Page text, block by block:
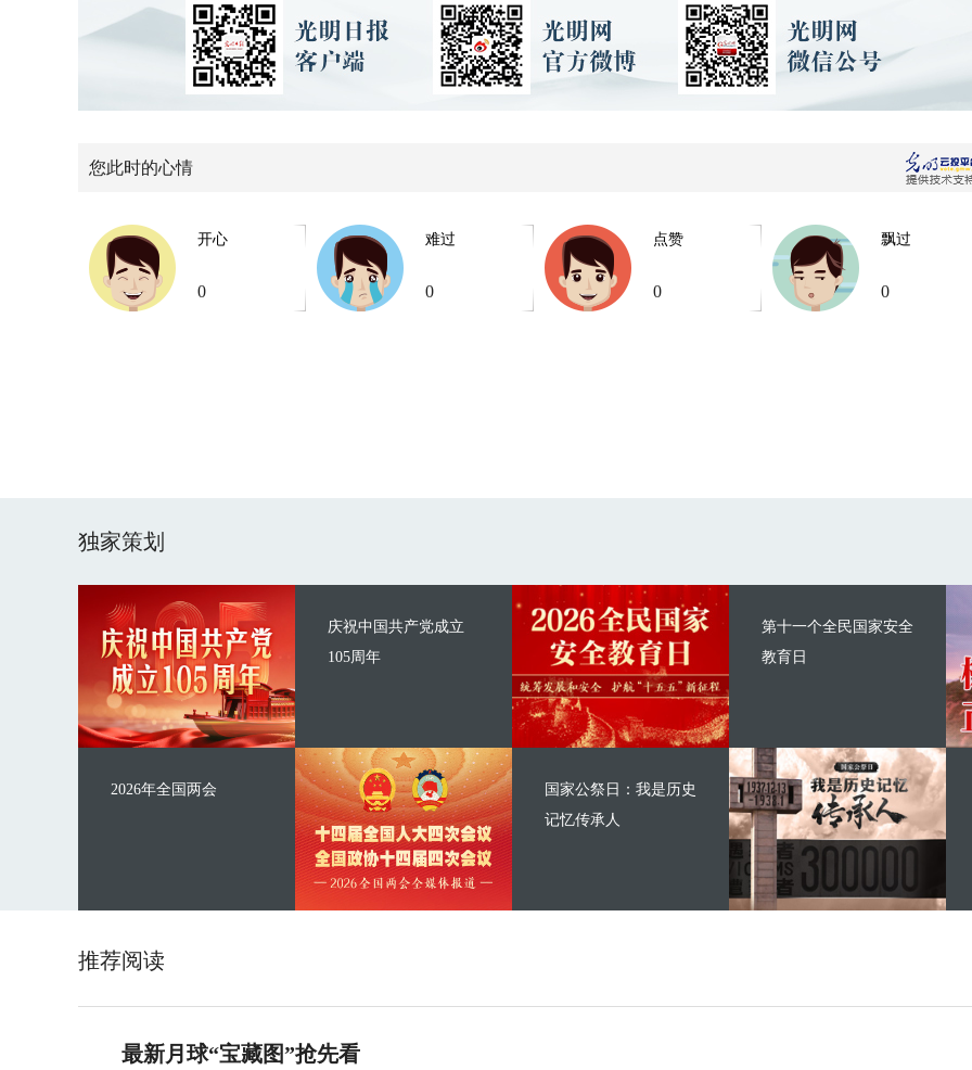
您此时的心情
开心
0
难过
0
点赞
0
飘过
0
独家策划
庆祝中国共产党成立
105周年
2026年全国两会
第十一个全民国家安全
教育日
国家公祭日：我是历史
记忆传承人
推荐阅读
最新月球“宝藏图”抢先看